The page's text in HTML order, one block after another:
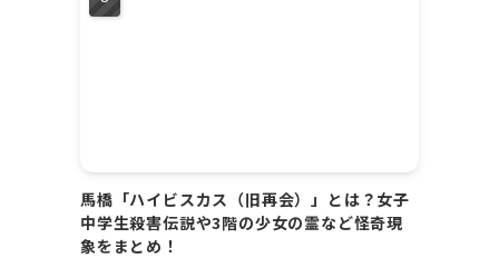
馬橋「ハイビスカス（旧再会）」とは？女子
中学生殺害伝説や3階の少女の霊など怪奇現
象をまとめ！